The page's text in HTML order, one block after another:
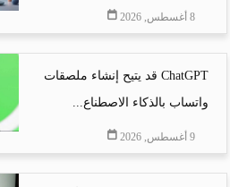
8 أغسطس, 2026
ChatGPT قد يتيح إنشاء ملصقات
واتساب بالذكاء الاصطناع...
9 أغسطس, 2026